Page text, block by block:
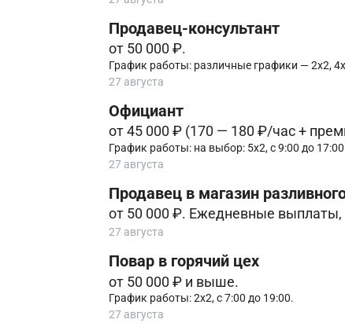
Продавец-консультант
от 50 000 ₽.
График работы: различные графики — 2х2,
27 августа
Официант
от 45 000 ₽ (170 — 180 ₽/час +
График работы: на выбор: 5х2, с 9:00 до
27 августа
Продавец в магазин
от 50 000 ₽. Ежедневные выплаты,
27 августа
Повар в горячий цех
от 50 000 ₽ и выше.
График работы: 2х2, с 7:00 до 19:00.
27 августа